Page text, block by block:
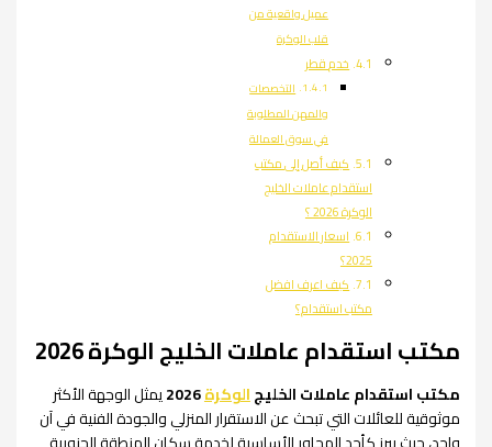
عميل واقعية من
قلب الوكرة
خدم قطر
التخصصات
والمهن المطلوبة
في سوق العمالة
كيف أصل إلى مكتب
استقدام عاملات الخليج
الوكرة 2026 ؟
اسعار الاستقدام
2025؟
كيف اعرف افضل
مكتب استقدام؟
مكتب استقدام عاملات الخليج الوكرة 2026
مكتب استقدام عاملات الخليجالوكرة2026
يمثل الوجهة الأكثر
موثوقية للعائلات التي تبحث عن الاستقرار المنزلي والجودة الفنية في آن